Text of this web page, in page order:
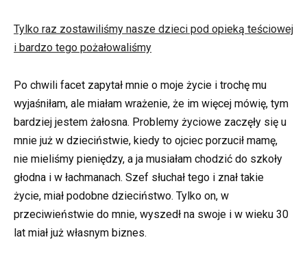
Tylko raz zostawiliśmy nasze dzieci pod opieką teściowej
i bardzo tego pożałowaliśmy
Po chwili facet zapytał mnie o moje życie i trochę mu
wyjaśniłam, ale miałam wrażenie, że im więcej mówię, tym
bardziej jestem żałosna. Problemy życiowe zaczęły się u
mnie już w dzieciństwie, kiedy to ojciec porzucił mamę,
nie mieliśmy pieniędzy, a ja musiałam chodzić do szkoły
głodna i w łachmanach. Szef słuchał tego i znał takie
życie, miał podobne dzieciństwo. Tylko on, w
przeciwieństwie do mnie, wyszedł na swoje i w wieku 30
lat miał już własnym biznes.